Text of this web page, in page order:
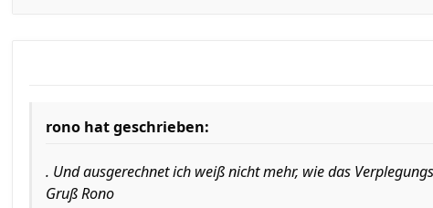
rono hat geschrieben:
. Und ausgerechnet ich weiß nicht mehr, wie das
Gruß Rono